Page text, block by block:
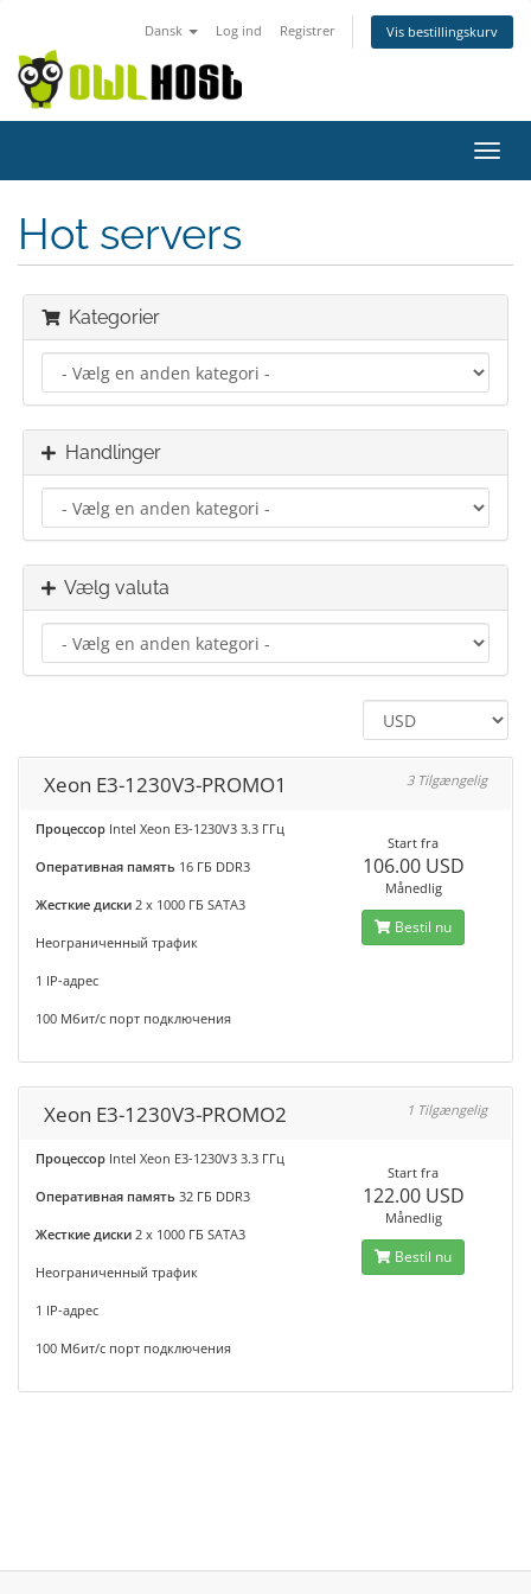
Dansk Log ind Registrer Vis bestillingskurv
Skift
Hot servers
Kategorier
Handlinger
Vælg valuta
Xeon E3-1230V3-PROMO1 3 Tilgængelig
Процессор Intel Xeon E3-1230V3 3.3 ГГц
Оперативная память 16 ГБ DDR3
Жесткие диски 2 x 1000 ГБ SATA3
Неограниченный трафик
1 IP-адрес
100 Мбит/с порт подключения
Start fra
106.00 USD
Månedlig
Bestil nu
Xeon E3-1230V3-PROMO2 1 Tilgængelig
Процессор Intel Xeon E3-1230V3 3.3 ГГц
Оперативная память 32 ГБ DDR3
Жесткие диски 2 x 1000 ГБ SATA3
Неограниченный трафик
1 IP-адрес
100 Мбит/с порт подключения
Start fra
122.00 USD
Månedlig
Bestil nu